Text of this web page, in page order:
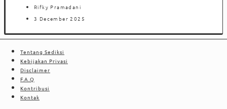
Rifky Pramadani
3 December 2025
Tentang Sediksi
Kebijakan Privasi
Disclaimer
F.A.Q
Kontribusi
Kontak